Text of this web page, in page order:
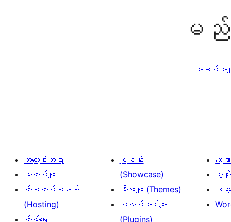
မ
အခင်းအကျ
အကြောင်းအရာ
သတင်းများ
ဟို့စတင်းစနစ်
(Hosting)
ကိုယ်ရေး
ပြခန်း
(Showcase)
သီးမားများ (Themes)
ပလပ်အင်များ
(Plugins)
လေ့
ပံ့
ဒဏ္